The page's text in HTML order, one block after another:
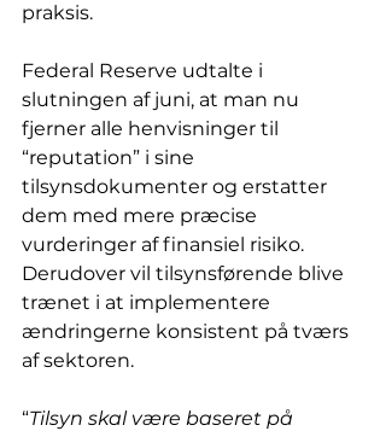
praksis.
Federal Reserve udtalte i
slutningen af juni, at man nu
fjerner alle henvisninger til
“reputation” i sine
tilsynsdokumenter og erstatter
dem med mere præcise
vurderinger af finansiel risiko.
Derudover vil tilsynsførende blive
trænet i at implementere
ændringerne konsistent på tværs
af sektoren.
“Tilsyn skal være baseret på